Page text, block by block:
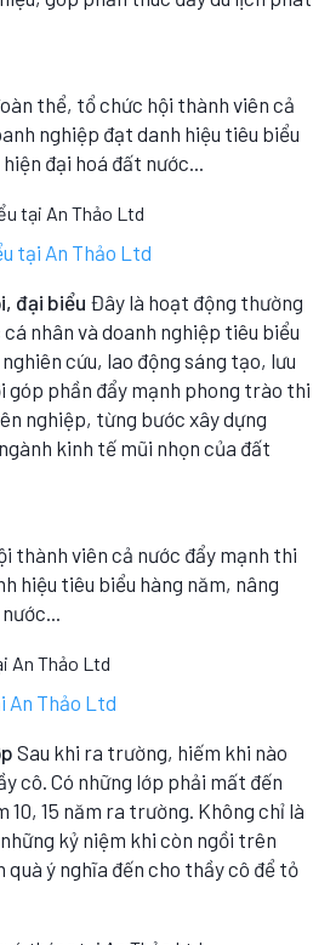
thể, tổ chức hội thành viên cả
nghiệp đạt danh hiệu tiêu biểu
đại hoá đất nước...
tại An Thảo Ltd
đại biểu Đây là hoạt động thường
nhân và doanh nghiệp tiêu biểu
cứu, lao động sáng tạo, lưu
góp phần đẩy mạnh phong trào thi
nghiệp, từng bước xây dựng
kinh tế mũi nhọn của đất
thành viên cả nước đẩy mạnh thi
hiệu tiêu biểu hàng năm, nâng
An Thảo Ltd
Sau khi ra trường, hiếm khi nào
cô. Có những lớp phải mất đến
15 năm ra trường. Không chỉ là
kỷ niệm khi còn ngồi trên
ý nghĩa đến cho thầy cô để tỏ